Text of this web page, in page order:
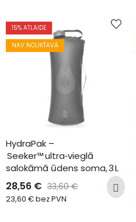
15% ATLAIDE
NAV NOLIKTAVĀ
HydraPak –
Seeker™ ultra‑vieglā
salokāmā ūdens soma, 3 L
28,56 € 33,60€
23,60 €bez PVN